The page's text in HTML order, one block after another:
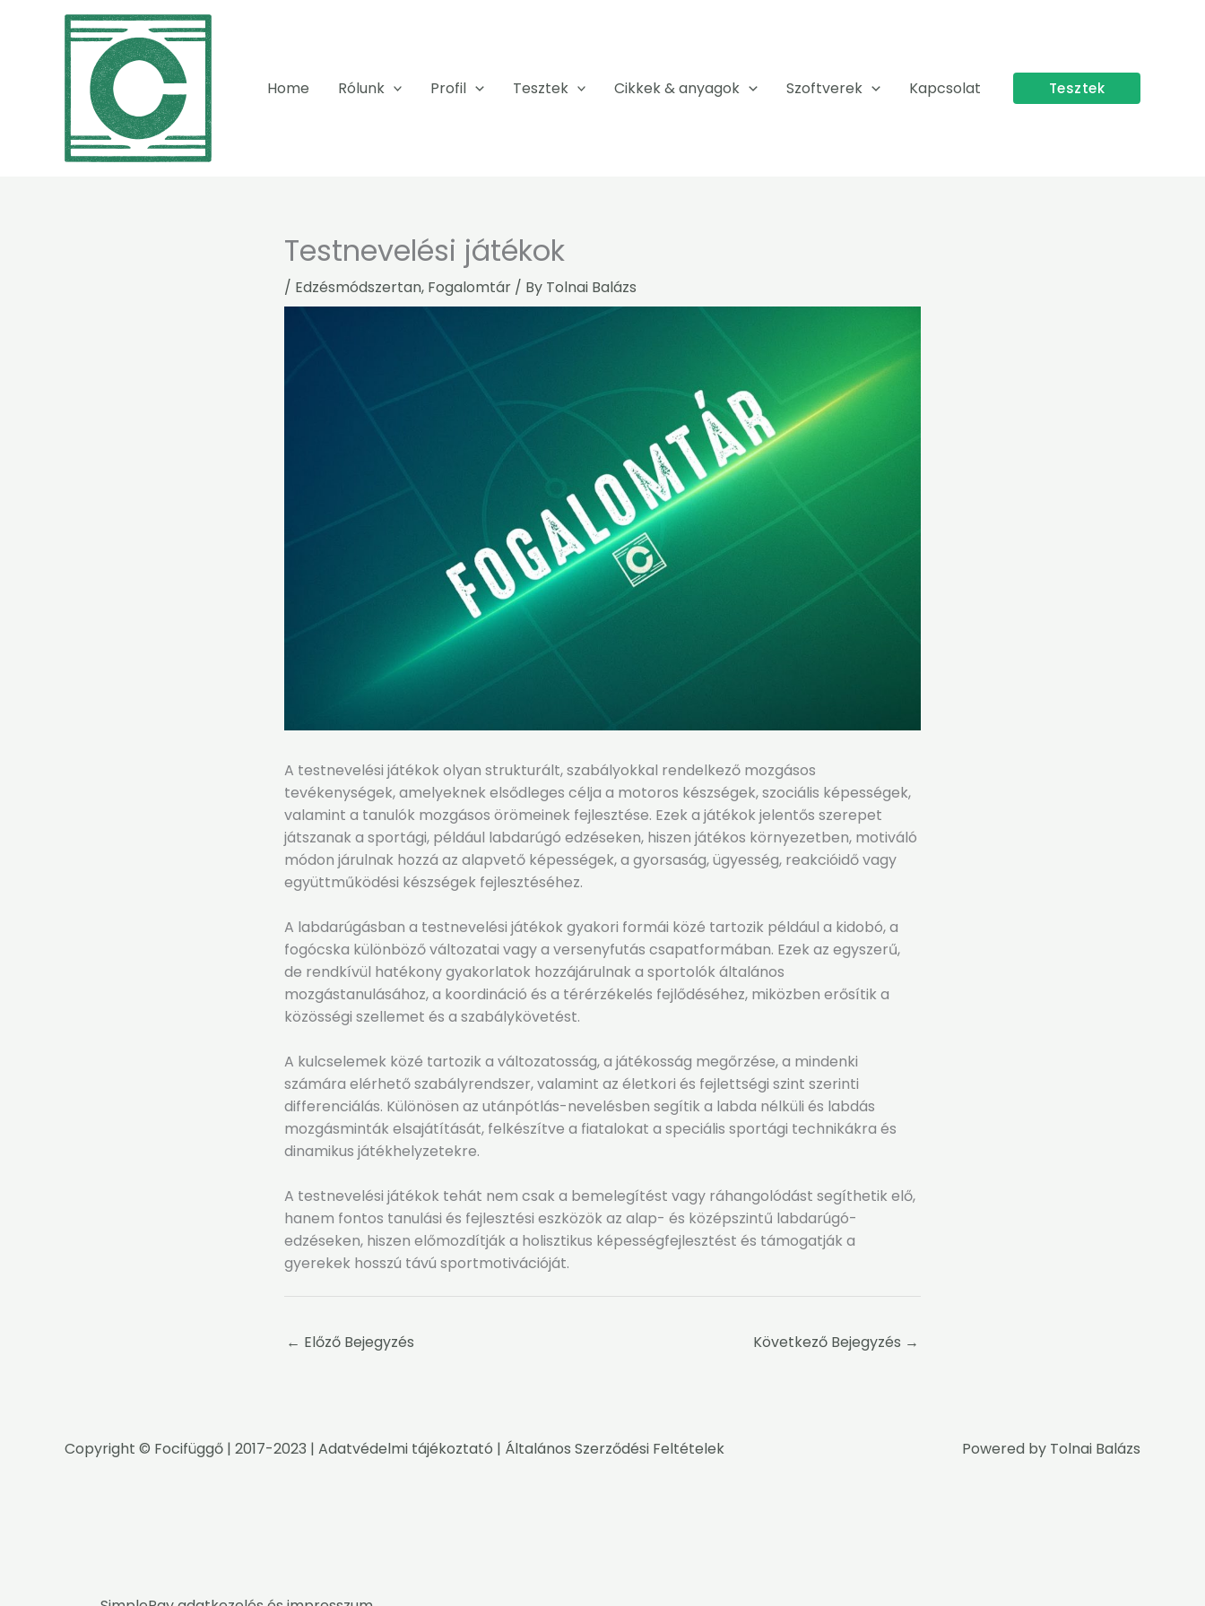
Home
Rólunk Profil Tesztek Cikkek & anyagok Szoftverek Kapcsolat Tesztek
Testnevelési játékok
/ Edzésmódszertan, Fogalomtár / By Tolnai Balázs
A testnevelési játékok olyan strukturált, szabályokkal rendelkező mozgásos
tevékenységek, amelyeknek elsődleges célja a motoros készségek, szociális képességek,
valamint a tanulók mozgásos örömeinek fejlesztése. Ezek a játékok jelentős szerepet
játszanak a sportági, például labdarúgó edzéseken, hiszen játékos környezetben, motiváló
módon járulnak hozzá az alapvető képességek, a gyorsaság, ügyesség, reakcióidő vagy
együttműködési készségek fejlesztéséhez.
A labdarúgásban a testnevelési játékok gyakori formái közé tartozik például a kidobó, a
fogócska különböző változatai vagy a versenyfutás csapatformában. Ezek az egyszerű,
de rendkívül hatékony gyakorlatok hozzájárulnak a sportolók általános
mozgástanulásához, a koordináció és a térérzékelés fejlődéséhez, miközben erősítik a
közösségi szellemet és a szabálykövetést.
A kulcselemek közé tartozik a változatosság, a játékosság megőrzése, a mindenki
számára elérhető szabályrendszer, valamint az életkori és fejlettségi szint szerinti
differenciálás. Különösen az utánpótlás-nevelésben segítik a labda nélküli és labdás
mozgásminták elsajátítását, felkészítve a fiatalokat a speciális sportági technikákra és
dinamikus játékhelyzetekre.
A testnevelési játékok tehát nem csak a bemelegítést vagy ráhangolódást segíthetik elő,
hanem fontos tanulási és fejlesztési eszközök az alap- és középszintű labdarúgó-
edzéseken, hiszen előmozdítják a holisztikus képességfejlesztést és támogatják a
gyerekek hosszú távú sportmotivációját.
← Előző Bejegyzés Következő Bejegyzés →
Copyright © Focifüggő | 2017-2023 | Adatvédelmi tájékoztató | Általános Szerződési Feltételek Powered by Tolnai Balázs